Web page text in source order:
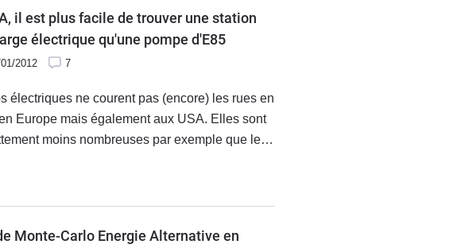
il est plus facile de trouver une station
électrique qu'une pompe d'E85
2012 7
électriques ne courent pas (encore) les rues en
Europe mais également aux USA. Elles sont
moins nombreuses par exemple que les
Monte-Carlo Energie Alternative en